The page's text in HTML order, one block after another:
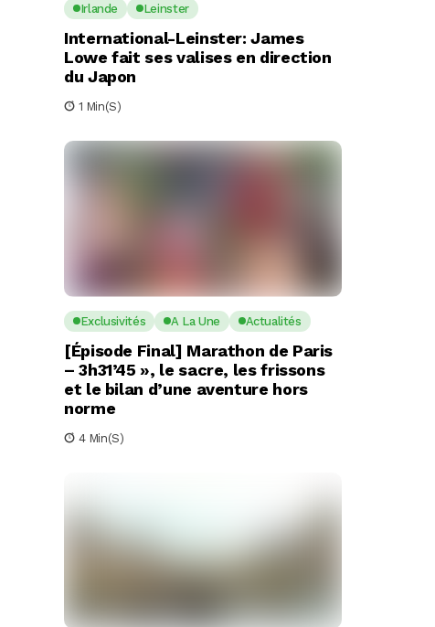
Irlande
Leinster
International-Leinster: James
Lowe fait ses valises en direction
du Japon
1 Min(s)
Exclusivités A La Une Actualités
[Épisode Final] Marathon de Paris
– 3h31’45 », le sacre, les frissons
et le bilan d’une aventure hors
norme
4 Min(s)